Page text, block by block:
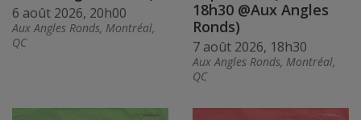
6 août 2026, 20h00
Aux Angles Ronds, Montréal,
QC
18h30 @Aux Angles
Ronds)
7 août 2026, 18h30
Aux Angles Ronds, Montréal,
QC